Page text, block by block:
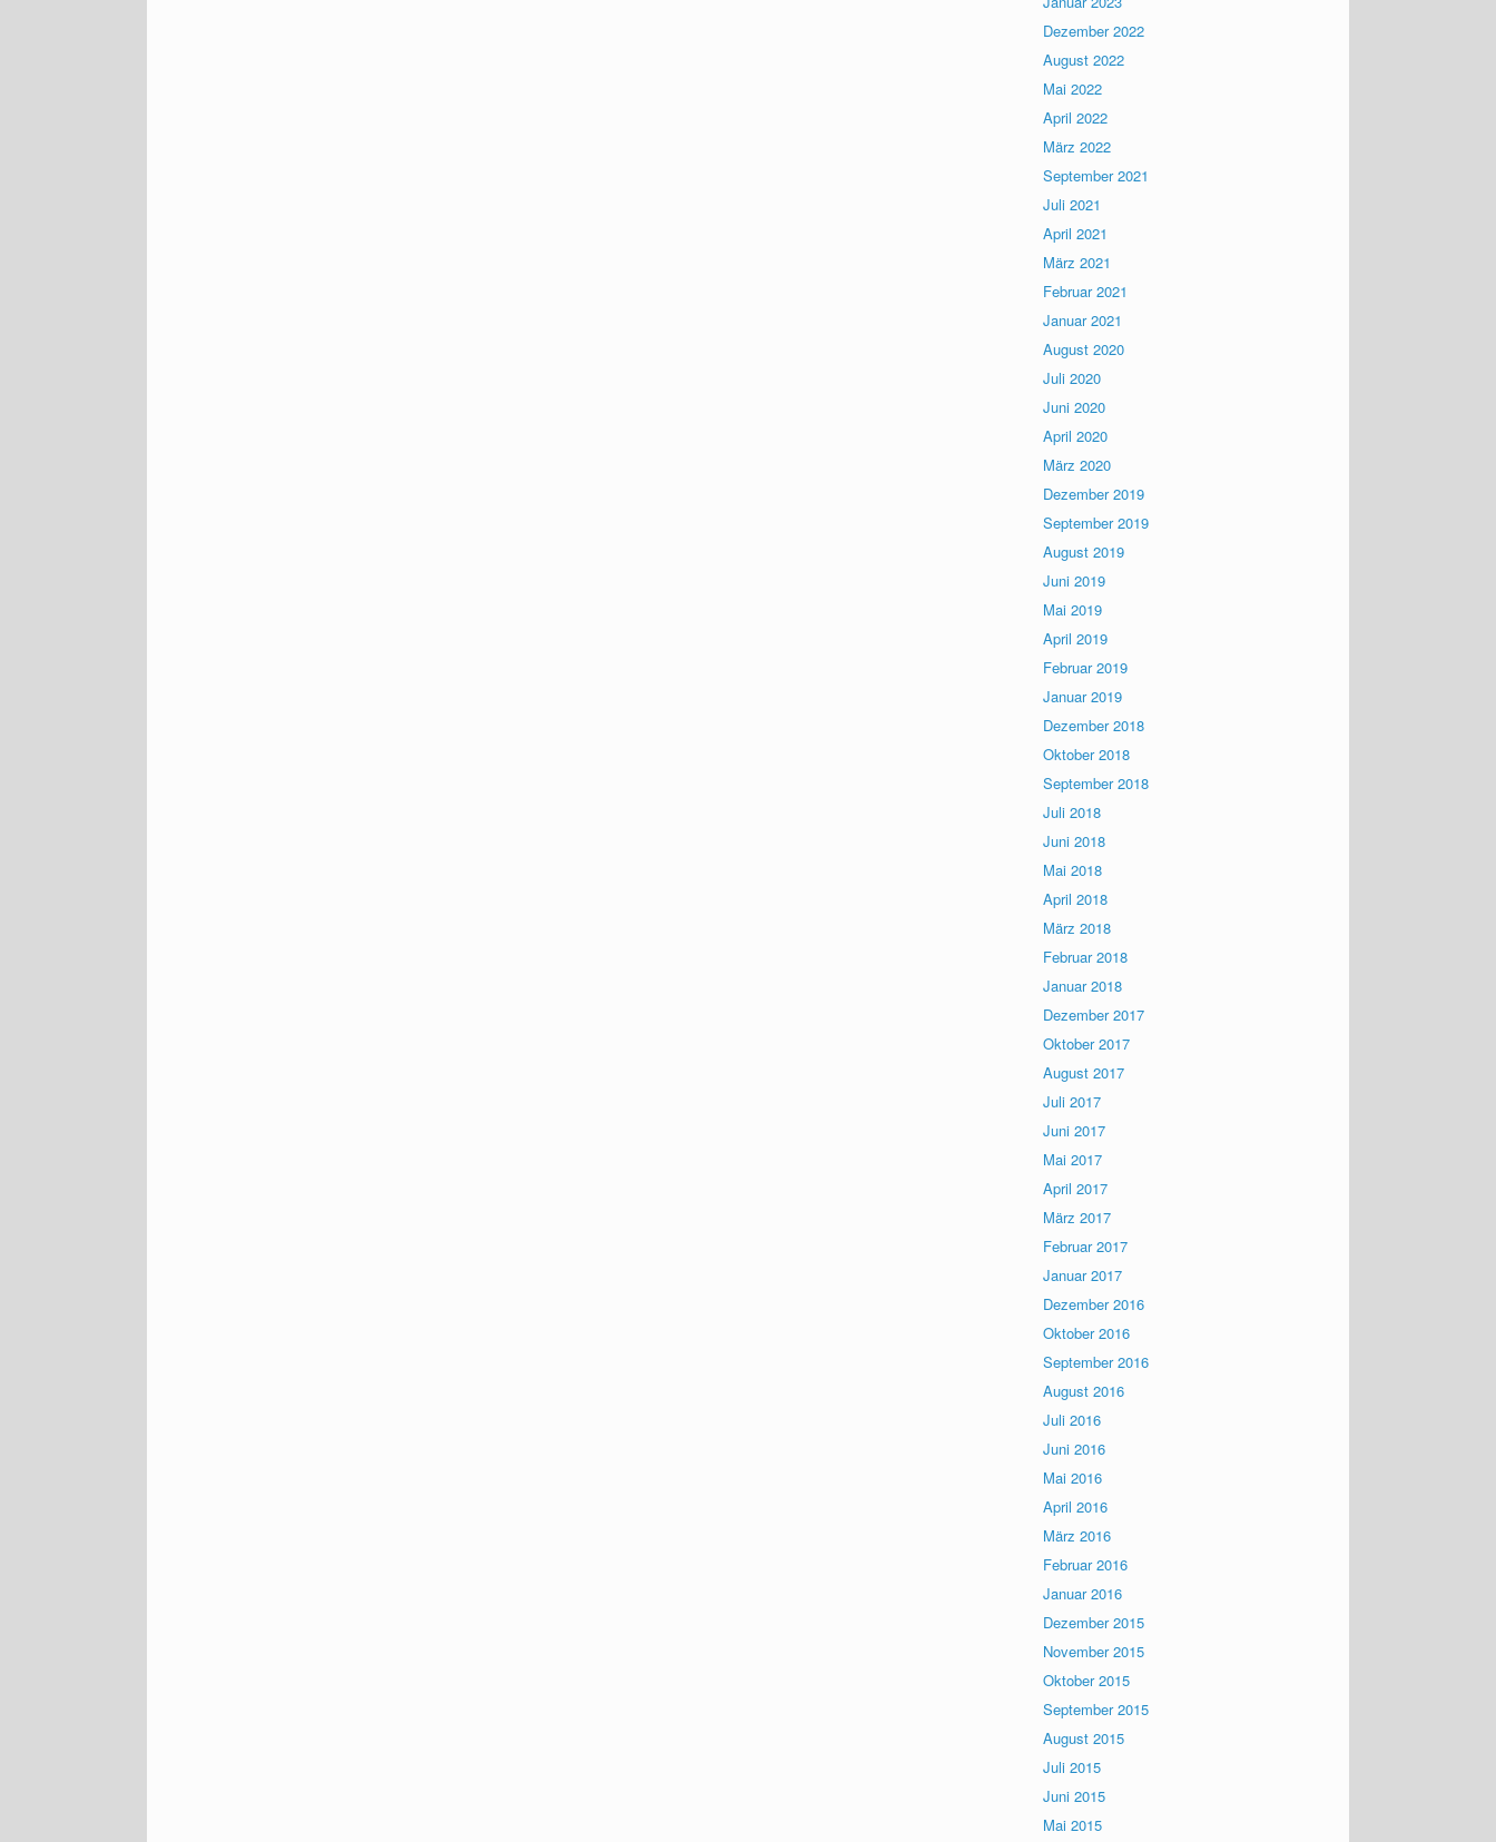
Dezember 2022
August 2022
Mai 2022
April 2022
März 2022
September 2021
Juli 2021
April 2021
März 2021
Februar 2021
Januar 2021
August 2020
Juli 2020
Juni 2020
April 2020
März 2020
Dezember 2019
September 2019
August 2019
Juni 2019
Mai 2019
April 2019
Februar 2019
Januar 2019
Dezember 2018
Oktober 2018
September 2018
Juli 2018
Juni 2018
Mai 2018
April 2018
März 2018
Februar 2018
Januar 2018
Dezember 2017
Oktober 2017
August 2017
Juli 2017
Juni 2017
Mai 2017
April 2017
März 2017
Februar 2017
Januar 2017
Dezember 2016
Oktober 2016
September 2016
August 2016
Juli 2016
Juni 2016
Mai 2016
April 2016
März 2016
Februar 2016
Januar 2016
Dezember 2015
November 2015
Oktober 2015
September 2015
August 2015
Juli 2015
Juni 2015
Mai 2015